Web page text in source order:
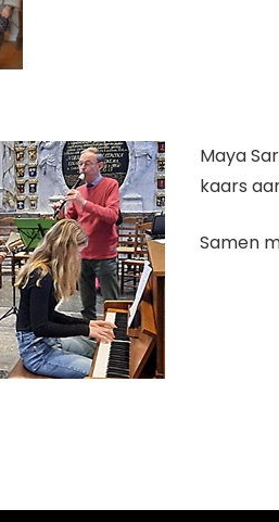
Maya
kaars
Samen